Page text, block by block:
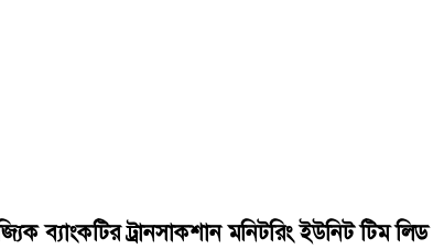
ব্যাংকটির ট্রানসাকশান মনিটরিং ইউনিট টিম